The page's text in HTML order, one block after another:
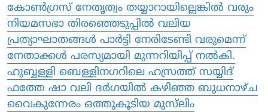
കോൺഗ്രസ് നേതൃത്വം തയ്യാറായില്ലെങ്കിൽ വരും
നിയമസഭാ തിരഞ്ഞെടുപ്പിൽ വലിയ
പ്രത്യാഘാതങ്ങൾ പാർട്ടി നേരിടേണ്ടി വരുമെന്ന്
നേതാക്കൾ പരസ്യമായി മുന്നറിയിപ്പ് നൽകി.
ഹുബ്ബള്ളി ബെള്ളിനഗറിലെ ഹസ്രത്ത് സയ്യിദ്
ഫത്തേ ഷാ വലി ദർഗയിൽ കഴിഞ്ഞ ബുധനാഴ്ച
വൈകുന്നേരം ഒത്തുകൂടിയ മുസ്‌ലിം